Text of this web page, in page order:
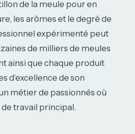
de la meule pour en
les arômes et le degré de
expérimenté peut
de milliers de meules
ainsi que chaque produit
d’excellence de son
métier de passionnés où
de travail principal.